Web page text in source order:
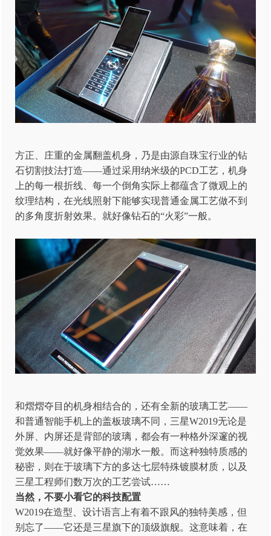
方正、庄重的金属翻盖机身，乃是由源自珠宝行业的钻
石切割技法打造——通过采用纳米级的PCD工艺，机身
上的每一根折线、每一个倒角实际上都蕴含了微观上的
纹理结构，在光线照射下能够实现普通金属工艺做不到
的多角度折射效果。就好像钻石的“火彩”一般。
和熠熠夺目的机身相结合的，还有全新的玻璃工艺——
和普通智能手机上的盖板玻璃不同，三星W2019无论是
外屏、内屏还是背部的玻璃，都会有一种格外深邃的视
觉效果——就好像平静的湖水一般。而这种独特质感的
秘密，则在于玻璃下方的多达七层特殊镀膜材质，以及
三星工程师们数万次的工艺尝试……
当然，不要小看它的科技配置
W2019在造型、设计语言上有着不跟风的独特美感，但
别忘了——它还是三星旗下的顶级旗舰。这意味着，在